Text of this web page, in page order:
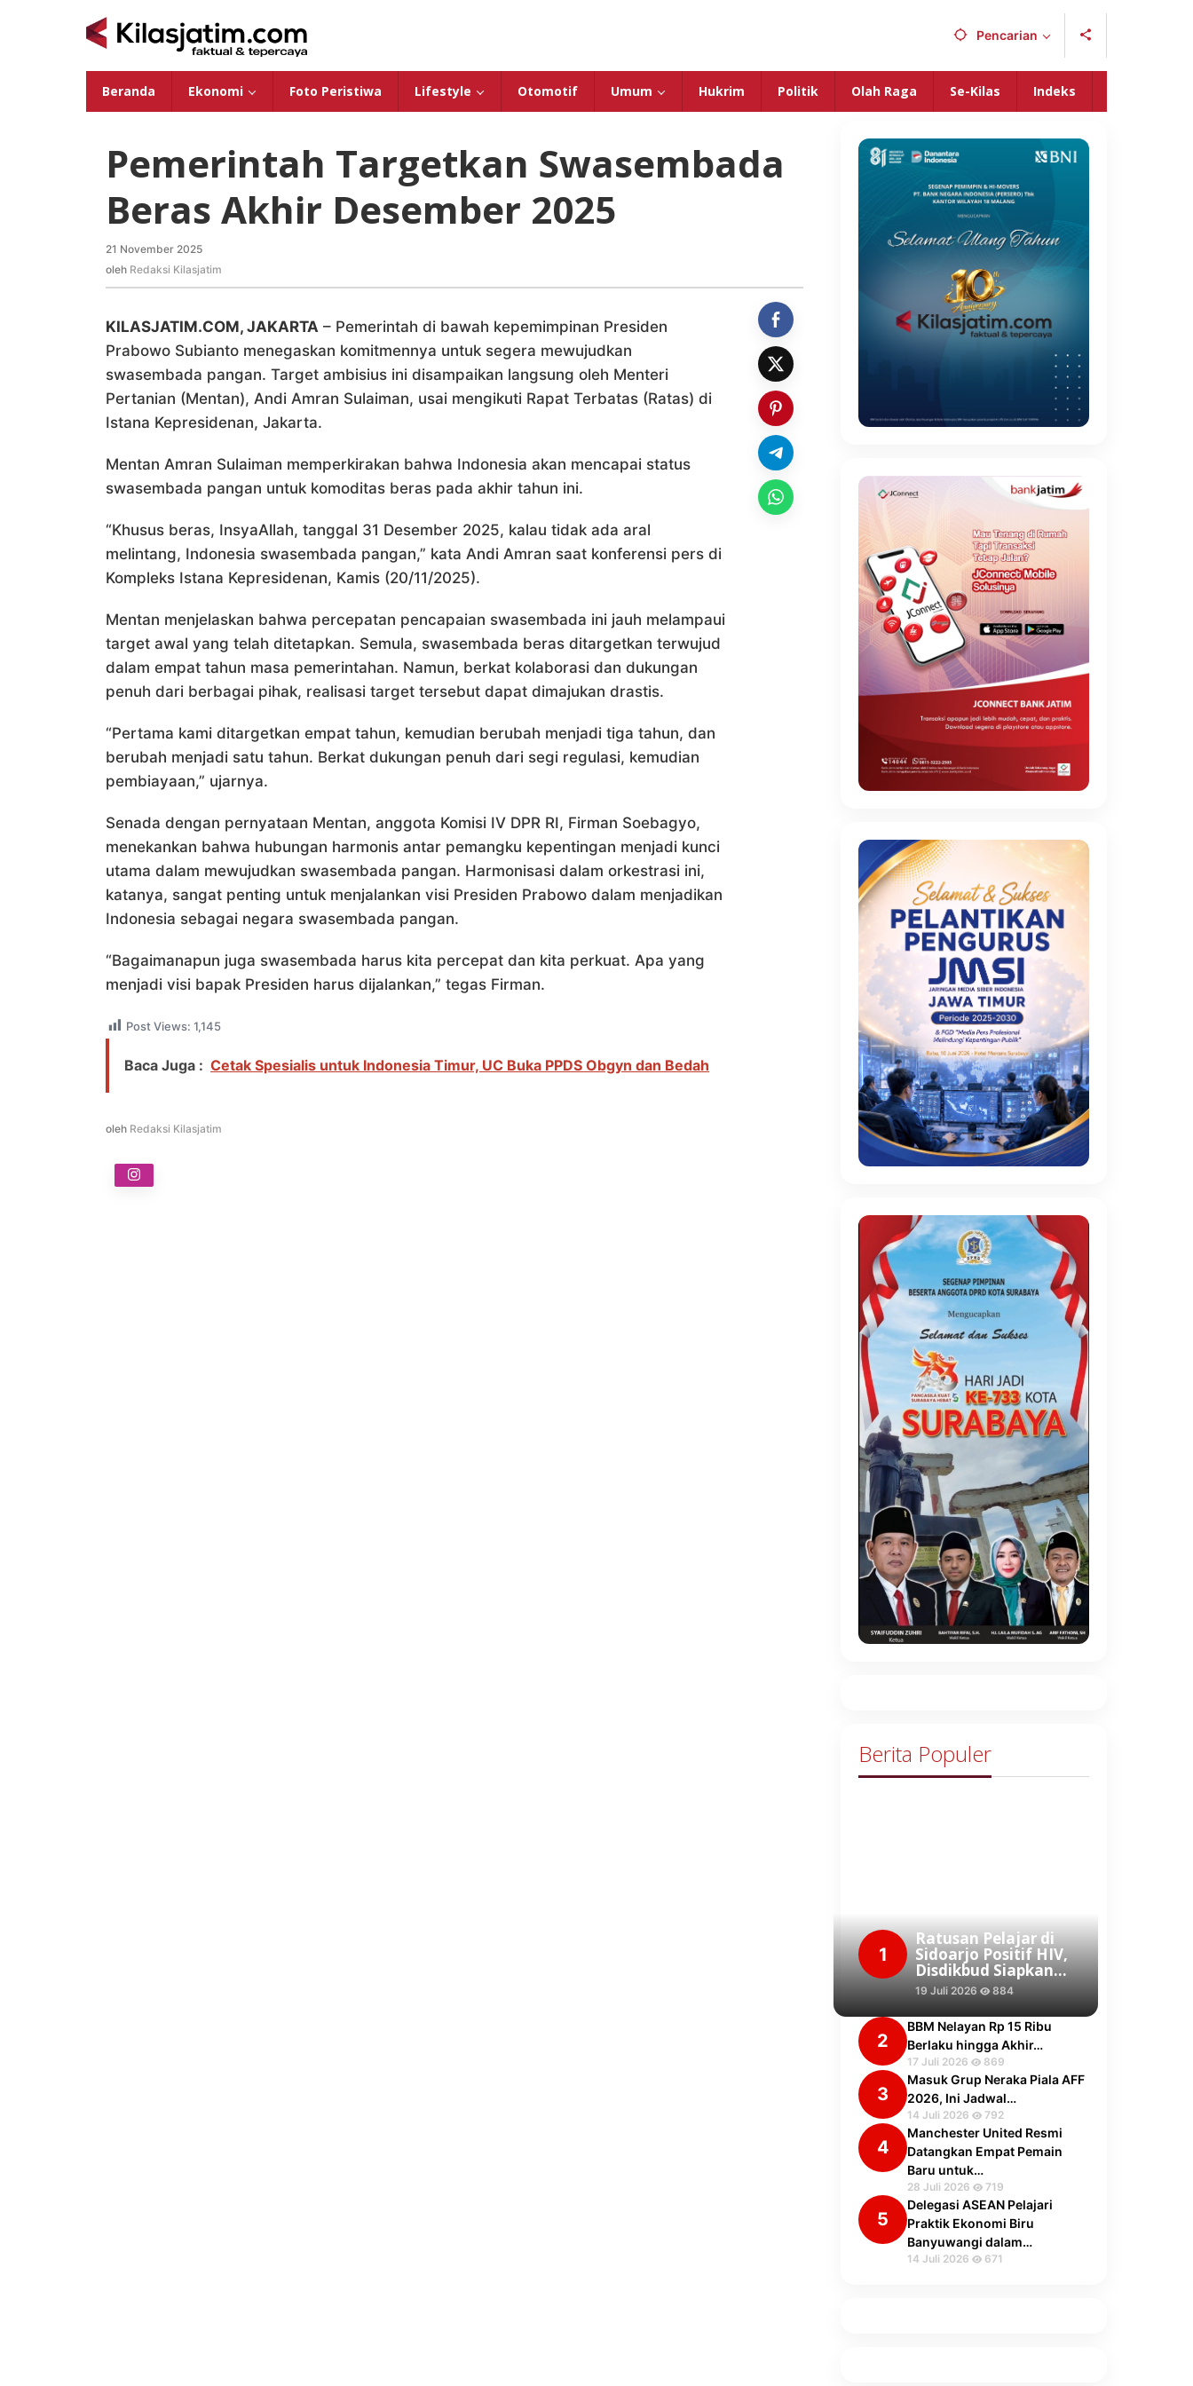
Pencarian
Beranda Ekonomi Foto Peristiwa Lifestyle Otomotif Umum Hukrim Politik Olah Raga Se-Kilas Indeks
Pemerintah Targetkan Swasembada
Beras Akhir Desember 2025
21 November 2025
Redaksi
oleh Redaksi Kilasjatim
KILASJATIM.COM, JAKARTA – Pemerintah di bawah kepemimpinan Presiden
Prabowo Subianto menegaskan komitmennya untuk segera mewujudkan
swasembada pangan. Target ambisius ini disampaikan langsung oleh Menteri
Pertanian (Mentan), Andi Amran Sulaiman, usai mengikuti Rapat Terbatas (Ratas) di
Istana Kepresidenan, Jakarta.
Mentan Amran Sulaiman memperkirakan bahwa Indonesia akan mencapai status
swasembada pangan untuk komoditas beras pada akhir tahun ini.
“Khusus beras, InsyaAllah, tanggal 31 Desember 2025, kalau tidak ada aral
melintang, Indonesia swasembada pangan,” kata Andi Amran saat konferensi pers di
Kompleks Istana Kepresidenan, Kamis (20/11/2025).
Mentan menjelaskan bahwa percepatan pencapaian swasembada ini jauh melampaui
target awal yang telah ditetapkan. Semula, swasembada beras ditargetkan terwujud
dalam empat tahun masa pemerintahan. Namun, berkat kolaborasi dan dukungan
penuh dari berbagai pihak, realisasi target tersebut dapat dimajukan drastis.
“Pertama kami ditargetkan empat tahun, kemudian berubah menjadi tiga tahun, dan
berubah menjadi satu tahun. Berkat dukungan penuh dari segi regulasi, kemudian
pembiayaan,” ujarnya.
Senada dengan pernyataan Mentan, anggota Komisi IV DPR RI, Firman Soebagyo,
menekankan bahwa hubungan harmonis antar pemangku kepentingan menjadi kunci
utama dalam mewujudkan swasembada pangan. Harmonisasi dalam orkestrasi ini,
katanya, sangat penting untuk menjalankan visi Presiden Prabowo dalam menjadikan
Indonesia sebagai negara swasembada pangan.
“Bagaimanapun juga swasembada harus kita percepat dan kita perkuat. Apa yang
menjadi visi bapak Presiden harus dijalankan,” tegas Firman.
Post Views: 1,145
Baca Juga : Cetak Spesialis untuk Indonesia Timur, UC Buka PPDS Obgyn dan Bedah
oleh Redaksi Kilasjatim
Berita Populer
1
Ratusan Pelajar di
Sidoarjo Positif HIV,
Disdikbud Siapkan…
19 Juli 2026 884
2
BBM Nelayan Rp 15 Ribu
Berlaku hingga Akhir…
17 Juli 2026 869
3
Masuk Grup Neraka Piala AFF
2026, Ini Jadwal…
14 Juli 2026 792
4
Manchester United Resmi
Datangkan Empat Pemain
Baru untuk…
28 Juli 2026 719
5
Delegasi ASEAN Pelajari
Praktik Ekonomi Biru
Banyuwangi dalam…
14 Juli 2026 671